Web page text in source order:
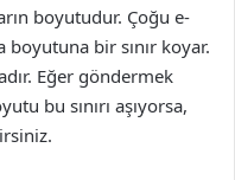
boyutudur. Çoğu e-
bir sınır koyar.
Eğer göndermek
bu sınırı aşıyorsa,